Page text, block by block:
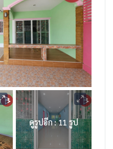
ดูรูปอีก : 11 รูป